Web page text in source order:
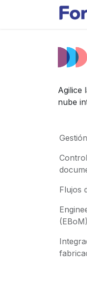
Agilice
nube
Flujos
(EBoM)